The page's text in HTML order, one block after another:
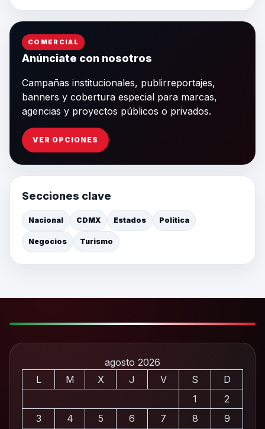
COMERCIAL
Anúnciate con nosotros
Campañas institucionales, publirreportajes,
banners y cobertura especial para marcas,
agencias y proyectos públicos o privados.
VER OPCIONES
Secciones clave
Nacional CDMX Estados Política
Negocios Turismo
agosto 2026
L
M X J V S
D
1
2
3
4 5 6 7 8
9